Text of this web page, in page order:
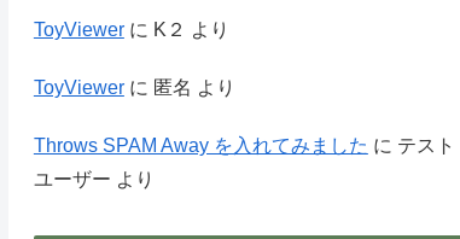
ToyViewerに K２ より
ToyViewerに 匿名 より
Throws SPAM Away を入れてみました に テスト
ユーザー より